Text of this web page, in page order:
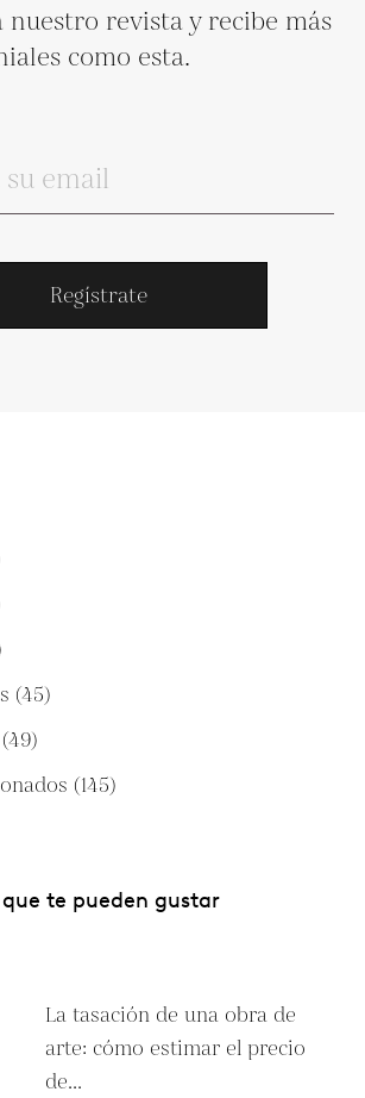
nuestro revista y recibe más
como esta.
Regístrate
(45)
(49)
(145)
te pueden gustar
La tasación de una obra de
arte: cómo estimar el precio
de...